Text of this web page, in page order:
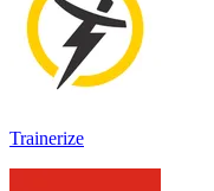
Trainerize